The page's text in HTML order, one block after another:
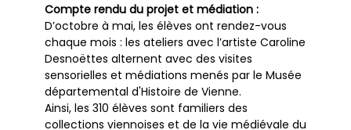
Compte rendu du projet et médiation :
D’octobre à mai, les élèves ont rendez-vous
chaque mois : les ateliers avec l’artiste Caroline
Desnoëttes alternent avec des visites
sensorielles et médiations menés par le Musée
départemental d'Histoire de Vienne.
Ainsi, les 310 élèves sont familiers des
collections viennoises et de la vie médiévale du